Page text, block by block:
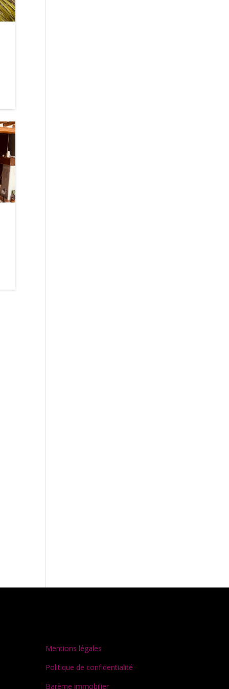
Mentions légales
Politique de confidentialité
Barème immobilier